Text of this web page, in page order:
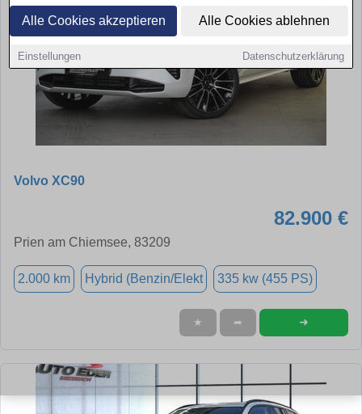
Alle Cookies akzeptieren Alle Cookies ablehnen
Einstellungen Datenschutzerklärung
Volvo XC90
82.900 €
Prien am Chiemsee, 83209
2.000 km Hybrid (Benzin/Elekt 335 kw (455 PS)
★ ➦ ➜